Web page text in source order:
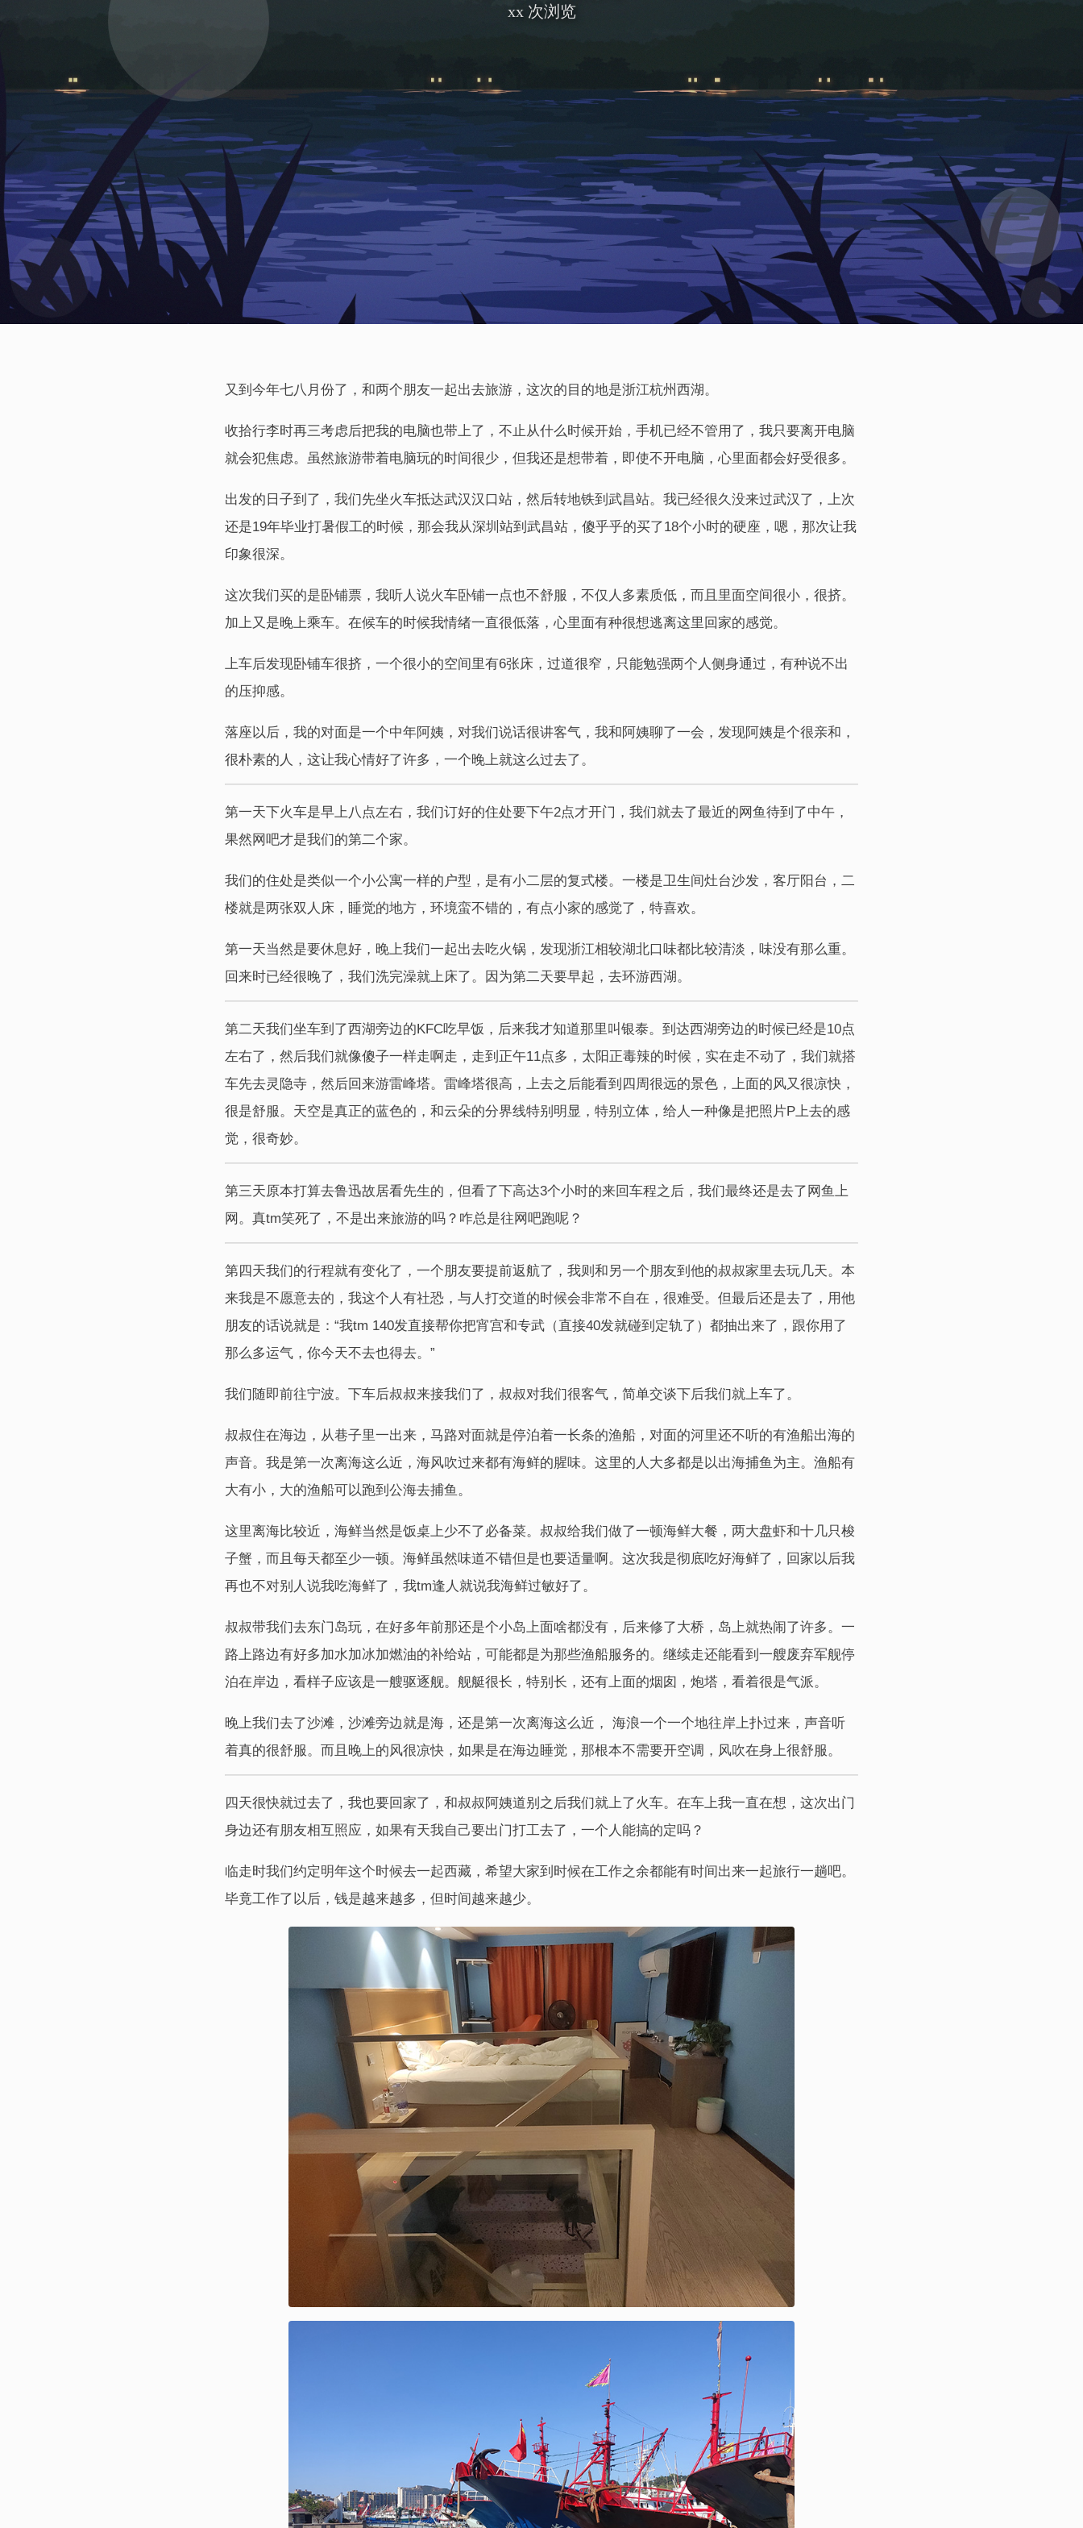
xx次浏览
又到今年七八月份了，和两个朋友一起出去旅游，这次的目的地是浙江杭州西湖。
收拾行李时再三考虑后把我的电脑也带上了，不止从什么时候开始，手机已经不管用了，我只要离开电脑
就会犯焦虑。虽然旅游带着电脑玩的时间很少，但我还是想带着，即使不开电脑，心里面都会好受很多。
出发的日子到了，我们先坐火车抵达武汉汉口站，然后转地铁到武昌站。我已经很久没来过武汉了，上次
还是19年毕业打暑假工的时候，那会我从深圳站到武昌站，傻乎乎的买了18个小时的硬座，嗯，那次让我
印象很深。
这次我们买的是卧铺票，我听人说火车卧铺一点也不舒服，不仅人多素质低，而且里面空间很小，很挤。
加上又是晚上乘车。在候车的时候我情绪一直很低落，心里面有种很想逃离这里回家的感觉。
上车后发现卧铺车很挤，一个很小的空间里有6张床，过道很窄，只能勉强两个人侧身通过，有种说不出
的压抑感。
落座以后，我的对面是一个中年阿姨，对我们说话很讲客气，我和阿姨聊了一会，发现阿姨是个很亲和，
很朴素的人，这让我心情好了许多，一个晚上就这么过去了。
第一天下火车是早上八点左右，我们订好的住处要下午2点才开门，我们就去了最近的网鱼待到了中午，
果然网吧才是我们的第二个家。
我们的住处是类似一个小公寓一样的户型，是有小二层的复式楼。一楼是卫生间灶台沙发，客厅阳台，二
楼就是两张双人床，睡觉的地方，环境蛮不错的，有点小家的感觉了，特喜欢。
第一天当然是要休息好，晚上我们一起出去吃火锅，发现浙江相较湖北口味都比较清淡，味没有那么重。
回来时已经很晚了，我们洗完澡就上床了。因为第二天要早起，去环游西湖。
第二天我们坐车到了西湖旁边的KFC吃早饭，后来我才知道那里叫银泰。到达西湖旁边的时候已经是10点
左右了，然后我们就像傻子一样走啊走，走到正午11点多，太阳正毒辣的时候，实在走不动了，我们就搭
车先去灵隐寺，然后回来游雷峰塔。雷峰塔很高，上去之后能看到四周很远的景色，上面的风又很凉快，
很是舒服。天空是真正的蓝色的，和云朵的分界线特别明显，特别立体，给人一种像是把照片P上去的感
觉，很奇妙。
第三天原本打算去鲁迅故居看先生的，但看了下高达3个小时的来回车程之后，我们最终还是去了网鱼上
网。真tm笑死了，不是出来旅游的吗？咋总是往网吧跑呢？
第四天我们的行程就有变化了，一个朋友要提前返航了，我则和另一个朋友到他的叔叔家里去玩几天。本
来我是不愿意去的，我这个人有社恐，与人打交道的时候会非常不自在，很难受。但最后还是去了，用他
朋友的话说就是：“我tm 140发直接帮你把宵宫和专武（直接40发就碰到定轨了）都抽出来了，跟你用了
那么多运气，你今天不去也得去。”
我们随即前往宁波。下车后叔叔来接我们了，叔叔对我们很客气，简单交谈下后我们就上车了。
叔叔住在海边，从巷子里一出来，马路对面就是停泊着一长条的渔船，对面的河里还不听的有渔船出海的
声音。我是第一次离海这么近，海风吹过来都有海鲜的腥味。这里的人大多都是以出海捕鱼为主。渔船有
大有小，大的渔船可以跑到公海去捕鱼。
这里离海比较近，海鲜当然是饭桌上少不了必备菜。叔叔给我们做了一顿海鲜大餐，两大盘虾和十几只梭
子蟹，而且每天都至少一顿。海鲜虽然味道不错但是也要适量啊。这次我是彻底吃好海鲜了，回家以后我
再也不对别人说我吃海鲜了，我tm逢人就说我海鲜过敏好了。
叔叔带我们去东门岛玩，在好多年前那还是个小岛上面啥都没有，后来修了大桥，岛上就热闹了许多。一
路上路边有好多加水加冰加燃油的补给站，可能都是为那些渔船服务的。继续走还能看到一艘废弃军舰停
泊在岸边，看样子应该是一艘驱逐舰。舰艇很长，特别长，还有上面的烟囱，炮塔，看着很是气派。
晚上我们去了沙滩，沙滩旁边就是海，还是第一次离海这么近， 海浪一个一个地往岸上扑过来，声音听
着真的很舒服。而且晚上的风很凉快，如果是在海边睡觉，那根本不需要开空调，风吹在身上很舒服。
四天很快就过去了，我也要回家了，和叔叔阿姨道别之后我们就上了火车。在车上我一直在想，这次出门
身边还有朋友相互照应，如果有天我自己要出门打工去了，一个人能搞的定吗？
临走时我们约定明年这个时候去一起西藏，希望大家到时候在工作之余都能有时间出来一起旅行一趟吧。
毕竟工作了以后，钱是越来越多，但时间越来越少。